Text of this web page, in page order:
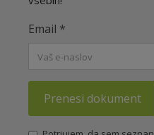
Email *
Prenesi dokument